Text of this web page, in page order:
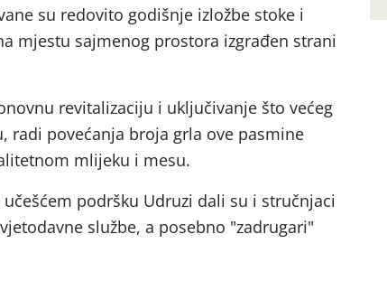
su redovito godišnje izložbe stoke i
mjestu sajmenog prostora izgrađen strani
revitalizaciju i uključivanje što većeg
radi povećanja broja grla ove pasmine
mlijeku i mesu.
podršku Udruzi dali su i stručnjaci
službe, a posebno "zadrugari"